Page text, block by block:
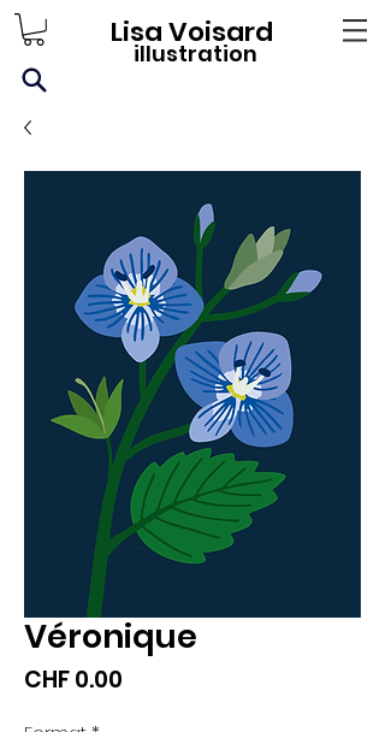
Lisa Voisard
illustration
Véronique
CHF 0.00